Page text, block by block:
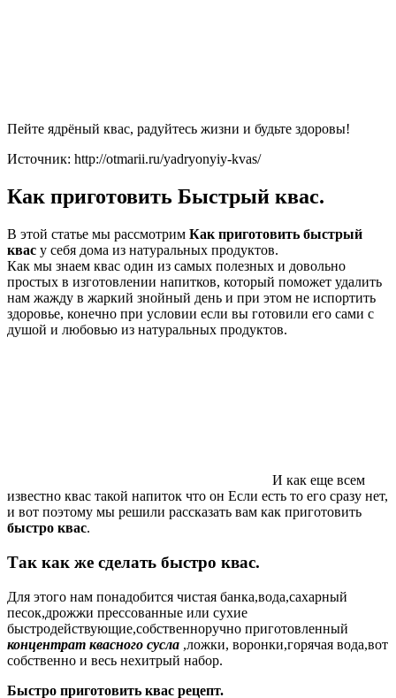
Пейте ядрёный квас, радуйтесь жизни и будьте здоровы!
Источник: http://otmarii.ru/yadryonyiy-kvas/
Как приготовить Быстрый квас.
В этой статье мы рассмотрим Как приготовить быстрый
квас у себя дома из натуральных продуктов.
Как мы знаем квас один из самых полезных и довольно
простых в изготовлении напитков, который поможет удалить
нам жажду в жаркий знойный день и при этом не испортить
здоровье, конечно при условии если вы готовили его сами с
душой и любовью из натуральных продуктов.
И как еще всем
известно квас такой напиток что он Если есть то его сразу нет,
и вот поэтому мы решили рассказать вам как приготовить
быстро квас.
Так как же сделать быстро квас.
Для этого нам понадобится чистая банка,вода,сахарный
песок,дрожжи прессованные или сухие
быстродействующие,собственноручно приготовленный
концентрат квасного сусла ,ложки, воронки,горячая вода,вот
собственно и весь нехитрый набор.
Быстро приготовить квас рецепт.